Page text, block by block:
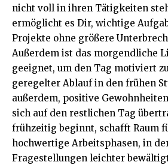
nicht voll in ihren Tätigkeiten
ermöglicht es Dir, wichtige
Projekte ohne größere
Außerdem ist das morgendliche
geeignet, um den Tag motiviert
geregelter Ablauf in den frühen
außerdem, positive
sich auf den restlichen Tag
frühzeitig beginnt, schafft Raum
hochwertige Arbeitsphasen, in
Fragestellungen leichter